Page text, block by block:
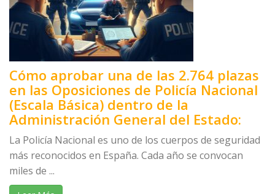
Cómo aprobar una de las 2.764 plazas
en las Oposiciones de Policía Nacional
(Escala Básica) dentro de la
Administración General del Estado:
La Policía Nacional es uno de los cuerpos de seguridad
más reconocidos en España. Cada año se convocan
miles de ...